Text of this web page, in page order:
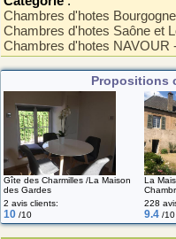
Chambres d'hotes Bourgogne
Chambres d'hotes Saône et
Chambres d'hotes NAVOUR
Propositions
Gîte des Charmilles /La Maison
des Gardes
La
2 avis clients:
10 /10
228
9.4 /10